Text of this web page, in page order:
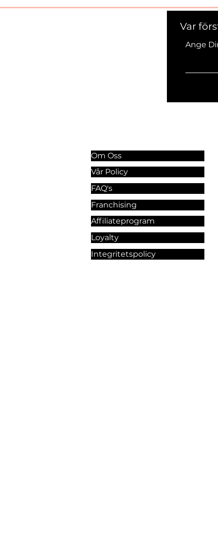
Var
Ange
Om Oss
Vår Policy
FAQ's
Franchising
Affiliateprogram
Loyalty
Integritetspolicy